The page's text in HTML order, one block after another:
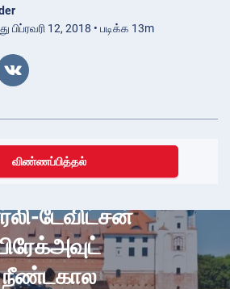
பிப்ரவரி 12, 2018 • படிக்க 13m
விண்ணப்பித்தல்
டேவிட்சன்
நீண்டகால